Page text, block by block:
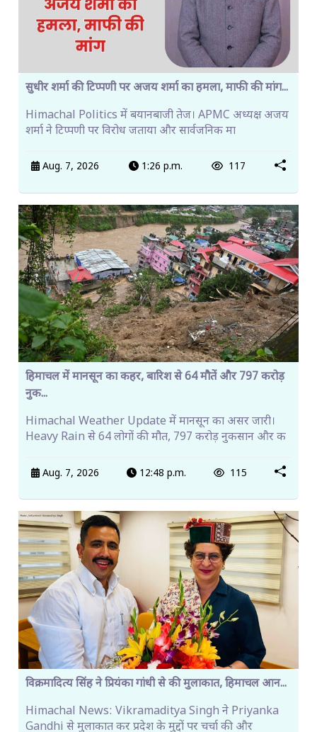
सुधीर शर्मा की टिप्पणी पर अजय शर्मा का हमला, माफी की मांग...
Himachal Politics में बयानबाजी तेज। APMC अध्यक्ष अजय
शर्मा ने टिप्पणी पर विरोध जताया और सार्वजनिक मा
Aug. 7, 2026 1:26 p.m. 117
हिमाचल में मानसून का कहर, बारिश से 64 मौतें और 797 करोड़
नुक...
Himachal Weather Update में मानसून का असर जारी।
Heavy Rain से 64 लोगों की मौत, 797 करोड़ नुकसान और क
Aug. 7, 2026 12:48 p.m. 115
विक्रमादित्य सिंह ने प्रियंका गांधी से की मुलाकात, हिमाचल आन...
Himachal News: Vikramaditya Singh ने Priyanka
Gandhi से मुलाकात कर प्रदेश के मुद्दों पर चर्चा की और